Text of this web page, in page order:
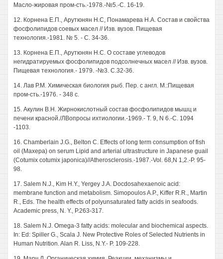
Масло-жировая пром-сть.-1978.-№5.-С. 16-19.
12. Корнена Е.П., Арутюнян Н.С, Понамарева Н.А. Состав и свойства
фосфолипидов соевых масел // Изв. вузов. Пищевая
технология.-1981. № 5. - С. 34-36.
13. Корнена Е.П., Арутюнян Н.С. О составе углеводов
негидратируемых фосфолипидов подсолнечных масел // Изв. вузов.
Пищевая технология.- 1979. -№3. С.32-36.
14. Лав P.M. Химическая биология рыб. Пер. с англ. М.:Пищевая
пром-сть.-1976. - 348 с.
15. Акулин В.Н. Жирнокислотный состав фосфолипидов мышц и
печени красной./ЛВопросы ихтиологии.-1969.- Т. 9, N 6.-С. 1094
-1103.
16. Chamberlain J.G., Belton С. Effects of long term consumption of fish
oil (Maxepa) on serum Lipid and arterial ultrastructure in Japanese guail
(Cotumix cotumix japonica)//Atherosclerosis.-1987.-Vol. 68,N 1,2.-P. 95-
98.
17. Salem N.J., Kim H.Y., Yergey J.A. Docdosahexaenoic acid:
membrane function and metabolism. Simopoulos A.P., Kiffer R.R., Martin
R., Eds. The health effects of polyunsaturated fatty acids in seafoods.
Academic press, N. Y., P.263-317.
18. Salem N.J. Omega-3 fatty acids: molecular and biochemical aspects.
In: Ed: Spiller G., Scala J. New Protective Roles of Selected Nutrients in
Human Nutrition. Alan R. Liss, N.Y.- P. 109-228.